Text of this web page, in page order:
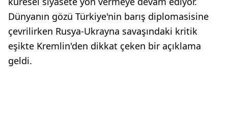
Dünyanın gözü Türkiye'nin barış diplomasisine
çevrilirken Rusya-Ukrayna savaşındaki kritik
eşikte Kremlin'den dikkat çeken bir açıklama
geldi.